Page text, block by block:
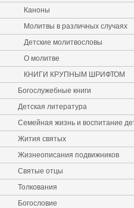
Каноны
Молитвы в различных случаях
Детские молитвословы
О молитве
КНИГИ КРУПНЫМ ШРИФТОМ
Богослужебные книги
Детская литература
Семейная жизнь и воспитание
Жития святых
Жизнеописания подвижников
Святые отцы
Толкования
Богословие